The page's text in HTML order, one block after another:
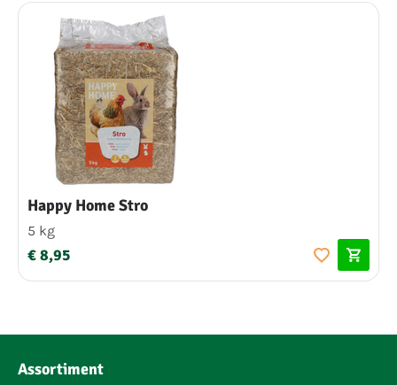
Happy Home Stro
5 kg
€ 8,95
Assortiment